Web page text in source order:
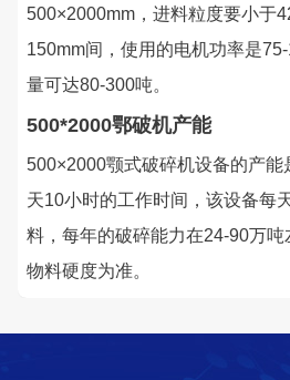
500×2000mm，进料粒度要小于
150mm间，使用的电机功率是
量可达80-300吨。
500*2000鄂破机产能
500×2000颚式破碎机设备的产
天10小时的工作时间，该设备每
料，每年的破碎能力在24-90万
物料硬度为准。
项目坐标
湖北省荆门市
项目业主
中昇东浩荆门建材
咨询该项目执